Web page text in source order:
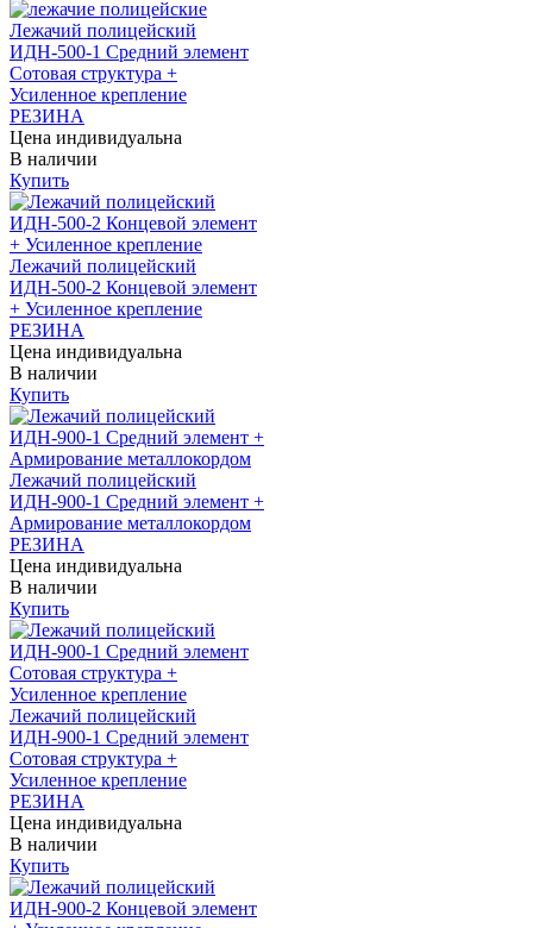
Лежачий полицейский
ИДН-500-1 Средний элемент
Сотовая структура +
Усиленное крепление
РЕЗИНА
Цена индивидуальна
В наличии
Купить
Лежачий полицейский
ИДН-500-2 Концевой элемент
+ Усиленное крепление
РЕЗИНА
Цена индивидуальна
В наличии
Купить
Лежачий полицейский
ИДН-900-1 Средний элемент +
Армирование металлокордом
РЕЗИНА
Цена индивидуальна
В наличии
Купить
Лежачий полицейский
ИДН-900-1 Средний элемент
Сотовая структура +
Усиленное крепление
РЕЗИНА
Цена индивидуальна
В наличии
Купить